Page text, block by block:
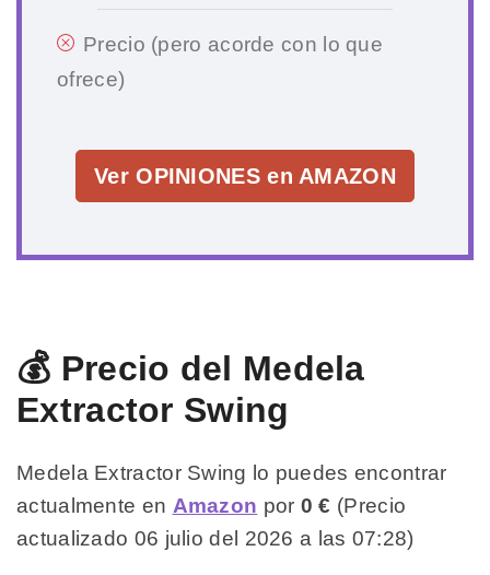
Precio (pero acorde con lo que
ofrece)
Ver OPINIONES en AMAZON
💰 Precio del Medela
Extractor Swing
Medela Extractor Swing lo puedes encontrar
actualmente en Amazon por 0 € (Precio
actualizado 06 julio del 2026 a las 07:28)